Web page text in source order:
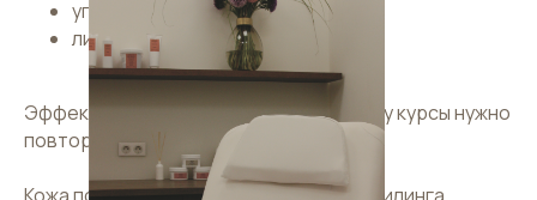
угри подсушиваются;
лицо начинает сиять.
Эффект сохраняется недолго, поэтому курсы нужно
повторять часто.